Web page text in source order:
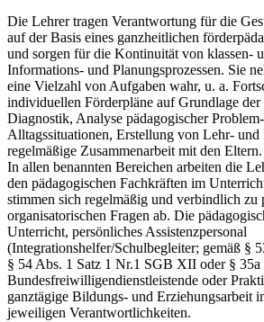
Die Lehrer tragen Verantwortung für die
auf der Basis eines ganzheitlichen
und sorgen für die Kontinuität von klassen-
Informations- und Planungsprozessen. Sie
eine Vielzahl von Aufgaben wahr, u. a.
individuellen Förderpläne auf Grundlage der
Diagnostik, Analyse pädagogischer
Alltagssituationen, Erstellung von Lehr-
regelmäßige Zusammenarbeit mit den Eltern.
In allen benannten Bereichen arbeiten die
den pädagogischen Fachkräften im
stimmen sich regelmäßig und verbindlich zu
organisatorischen Fragen ab. Die
Unterricht, persönliches Assistenzpersonal
(Integrationshelfer/Schulbegleiter; gemäß §
§ 54 Abs. 1 Satz 1 Nr.1 SGB XII oder §
Bundesfreiwilligendienstleistende oder
ganztägige Bildungs- und Erziehungsarbeit
jeweiligen Verantwortlichkeiten.